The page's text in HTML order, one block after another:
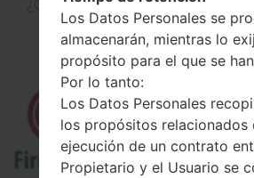
¿Cómo Activar las Opciones de
Depuración USB en
Los Datos Personales se
almacenarán, mientras lo
propósito para el que se
Por lo tanto:
Los Datos Personales
los propósitos relacionados
ejecución de un contrato
Propietario y el Usuario se